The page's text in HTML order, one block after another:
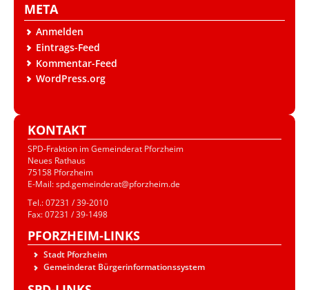
META
Anmelden
Eintrags-Feed
Kommentar-Feed
WordPress.org
KONTAKT
SPD-Fraktion im Gemeinderat Pforzheim
Neues Rathaus
75158 Pforzheim
E-Mail: spd.gemeinderat@pforzheim.de
Tel.: 07231 / 39-2010
Fax: 07231 / 39-1498
PFORZHEIM-LINKS
Stadt Pforzheim
Gemeinderat Bürgerinformationssystem